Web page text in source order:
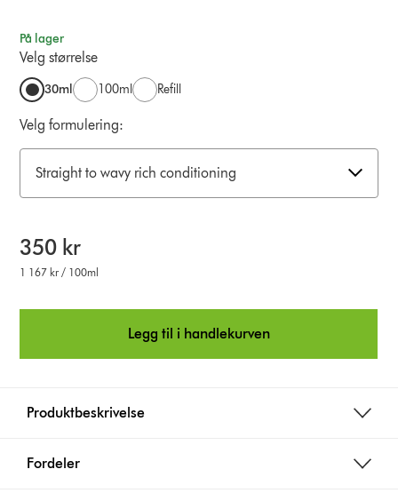
På lager
Velg størrelse
30ml 100ml Refill
Velg formulering:
Straight to wavy rich conditioning
350 kr
1 167 kr / 100ml
Legg til i handlekurven
Produktbeskrivelse
Fordeler